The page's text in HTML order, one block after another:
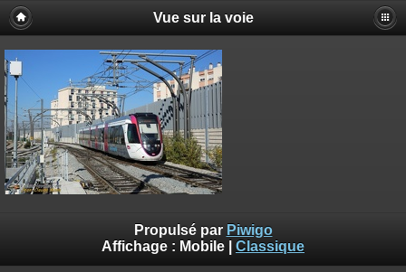
Vue sur la voie
Propulsé par Piwigo
Affichage : Mobile Classique